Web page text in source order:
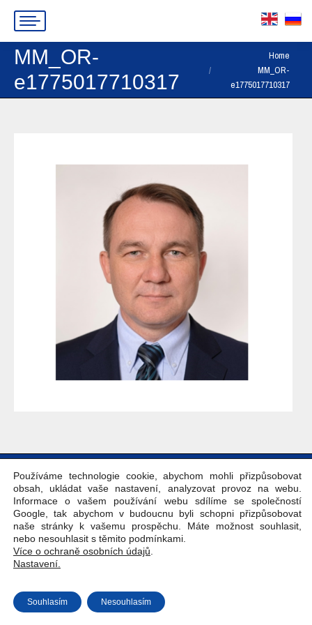
MM_OR-
e1775017710317
You are here:Home
MM_OR-
e1775017710317
SEO
Používáme technologie cookie, abychom mohli přizpůsobovat
obsah, ukládat vaše nastavení, analyzovat provoz na webu.
Informace o vašem používání webu sdílíme se společností
Google, tak abychom v budoucnu byli schopni přizpůsobovat
naše stránky k vašemu prospěchu. Máte možnost souhlasit,
nebo nesouhlasit s těmito podmínkami.
Více o ochraně osobních údajů
Nastavení.
Souhlasím Nesouhlasím